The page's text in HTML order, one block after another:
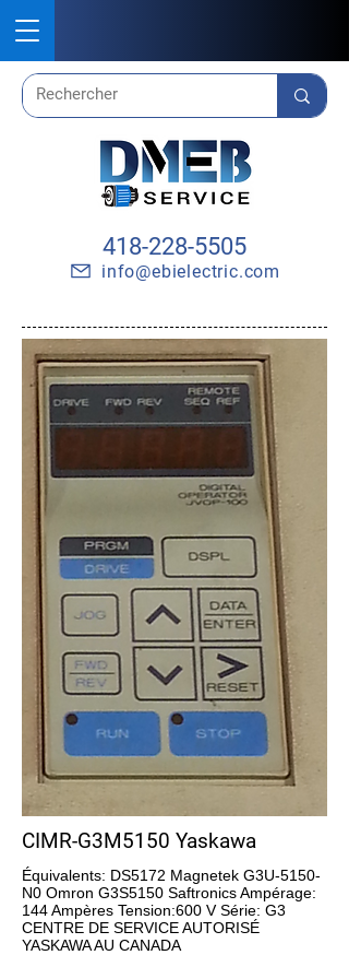
418-228-5505
info@ebielectric.com
CIMR-G3M5150 Yaskawa
Équivalents: DS5172 Magnetek G3U-5150-
N0 Omron G3S5150 Saftronics Ampérage:
144 Ampères Tension:600 V Série: G3
CENTRE DE SERVICE AUTORISÉ
YASKAWA AU CANADA